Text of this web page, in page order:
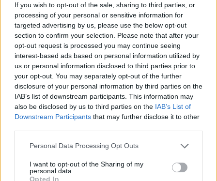
If you wish to opt-out of the sale, sharing to third parties, or
processing of your personal or sensitive information for
targeted advertising by us, please use the below opt-out
section to confirm your selection. Please note that after your
opt-out request is processed you may continue seeing
interest-based ads based on personal information utilized by
us or personal information disclosed to third parties prior to
your opt-out. You may separately opt-out of the further
disclosure of your personal information by third parties on the
IAB’s list of downstream participants. This information may
also be disclosed by us to third parties on the IAB’s List of
Downstream Participants that may further disclose it to other
Please note that this website/app uses one or more Google
not limited to your visit or usage behaviour. You may click to
grant or deny consent to Google and its third-party tags to
Personal Data Processing Opt Outs
I want to opt-out of the Sharing of my
personal data.
Opted In
kempingjármű-
bérlőknek
Sokan szeretnek kempingjárművel,
kötöttségek nélkül csavarogni
nyaranta, ezért a szabadság idejére
kibérelnek egy gördülő otthont.
Csakhogy tudjuk-e, mire kell ügyelni
indulás előtt? Útdíj Mint minden jármű
esetében, a forgalmi engedélyben
szereplő információk a mérvadók: a
jármű kategóriáját (J…